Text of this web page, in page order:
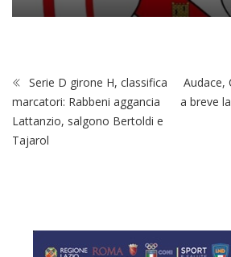
Serie D girone H, classifica
marcatori: Rabbeni aggancia
Lattanzio, salgono Bertoldi e
Tajarol
Audace,
a breve